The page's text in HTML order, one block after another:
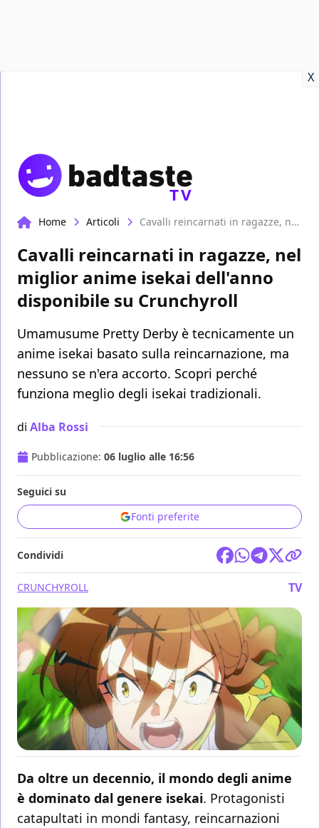
X
TV
Home Articoli Cavalli reincarnati in ragazze, nel miglior anime isekai dell'anno disponibile su Crunchyroll
Cavalli reincarnati in ragazze, nel
miglior anime isekai dell'anno
disponibile su Crunchyroll
Umamusume Pretty Derby è tecnicamente un
anime isekai basato sulla reincarnazione, ma
nessuno se n'era accorto. Scopri perché
funziona meglio degli isekai tradizionali.
di Alba Rossi
Pubblicazione: 06 luglio alle 16:56
Seguici su
Fonti preferite
Condividi
CRUNCHYROLL TV
Da oltre un decennio, il mondo degli anime
è dominato dal genere isekai. Protagonisti
catapultati in mondi fantasy, reincarnazioni